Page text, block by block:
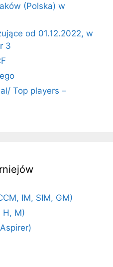
(Polska) w
od 01.12.2022, w
3
Top players –
IM, SIM, GM)
H, M)